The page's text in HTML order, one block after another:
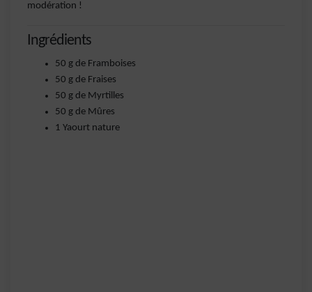
modération !
Ingrédients
50 g de Framboises
50 g de Fraises
50 g de Myrtilles
50 g de Mûres
1 Yaourt nature